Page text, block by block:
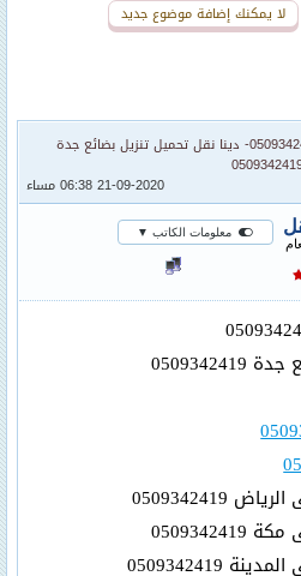
لا يمكنك إضافة موضوع جديد
دينا صندوق نقل بضايع 0509342419- دينا نقل تحميل تنزيل بضائع جدة
21-09-2020 06:38 مساء
معلومات الكاتب ▼